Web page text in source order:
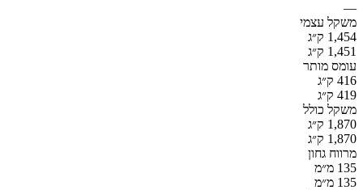
—
משקל עצמי
1,454 ק״ג
1,451 ק״ג
עומס מותר
416 ק״ג
419 ק״ג
משקל כולל
1,870 ק״ג
1,870 ק״ג
מרווח גחון
135 מ״מ
135 מ״מ